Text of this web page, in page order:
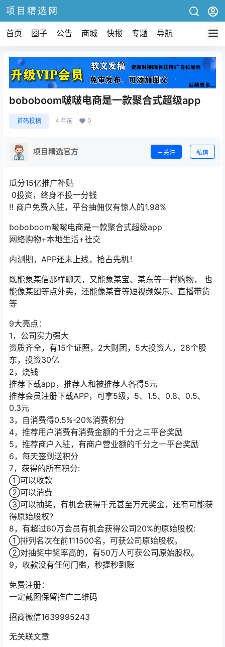
项目精选网
首页 圈子 公告 商城 快报 专题 导航
boboboom啵啵电商是一款聚合式超级app
首码投稿 4 年前 0
项目精选官方 关注 私信
瓜分15亿推广补贴
️ 0投资，终身不投一分钱
‼️ 商户免费入驻，平台抽佣仅有惊人的1.98%
boboboom啵啵电商是一款聚合式超级app
网络购物+本地生活+社交
内测期，APP还未上线，抢占先机！
既能象某信那样聊天，又能象某宝、某东等一样购物， 也
能像某团等点外卖，还能像某音等短视频娱乐、直播带货
等
9大亮点：
1，公司实力强大
资质齐全，有15个证照，2大财团，5大投资人，28个股
东，投资30亿
2，烧钱
推荐下载app，推荐人和被推荐人各得5元
推荐会员注册下载APP，可拿5级，5、1.5、0.8、0.5、
0.3元
3，自消费得0.5%-20%消费积分
4，推荐用户消费有消费金额的千分之三平台奖励
5，推荐商户入驻，有商户营业额的千分之一平台奖励
6，每天签到送积分
7，获得的所有积分:
①可以收款
②可以消费
③可以抽奖，有机会获得千元甚至万元奖金，还有可能获
得原始股权?
8，有超过60万会员有机会获得公司20%的原始股权:
①排列名次在前111500名，可获公司原始股权。
②对抽奖中奖率高的，有50万人可获公司原始股权。
9，收款没有任何门槛，秒提秒到账
免费注册：
一定截图保留推广二维码
招商微信1639995243
无关联文章